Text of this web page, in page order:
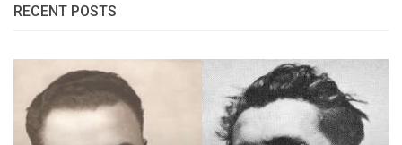
RECENT POSTS